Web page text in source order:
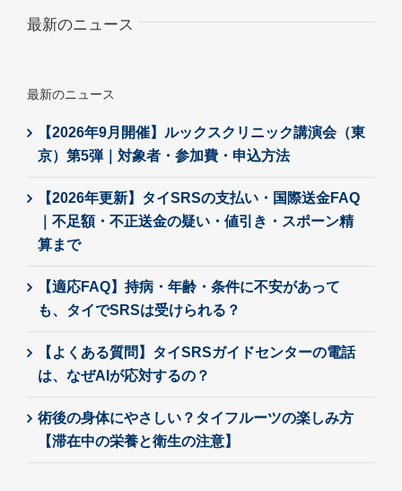
最新のニュース
最新のニュース
【2026年9月開催】ルックスクリニック講演会（東
京）第5弾｜対象者・参加費・申込方法
【2026年更新】タイSRSの支払い・国際送金FAQ
｜不足額・不正送金の疑い・値引き・スポーン精
算まで
【適応FAQ】持病・年齢・条件に不安があって
も、タイでSRSは受けられる？
【よくある質問】タイSRSガイドセンターの電話
は、なぜAIが応対するの？
術後の身体にやさしい？タイフルーツの楽しみ方
【滞在中の栄養と衛生の注意】